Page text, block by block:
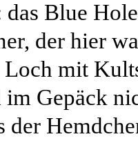
Blue
der hier
Loch mit
im Gepäck
der